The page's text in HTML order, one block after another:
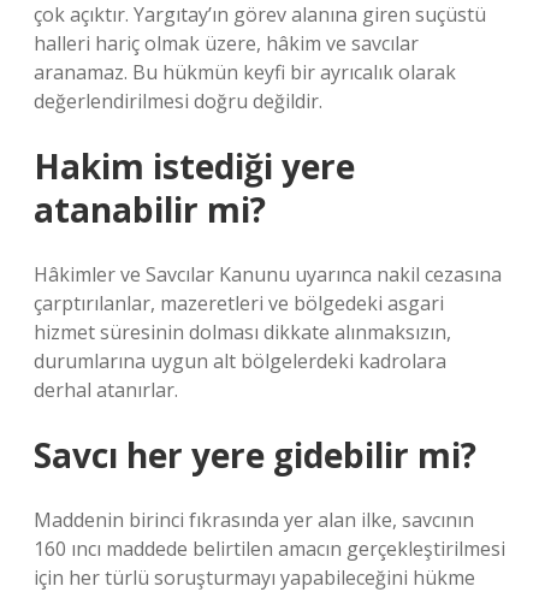
çok açıktır. Yargıtay’ın görev alanına giren suçüstü
halleri hariç olmak üzere, hâkim ve savcılar
aranamaz. Bu hükmün keyfi bir ayrıcalık olarak
değerlendirilmesi doğru değildir.
Hakim istediği yere
atanabilir mi?
Hâkimler ve Savcılar Kanunu uyarınca nakil cezasına
çarptırılanlar, mazeretleri ve bölgedeki asgari
hizmet süresinin dolması dikkate alınmaksızın,
durumlarına uygun alt bölgelerdeki kadrolara
derhal atanırlar.
Savcı her yere gidebilir mi?
Maddenin birinci fıkrasında yer alan ilke, savcının
160 ıncı maddede belirtilen amacın gerçekleştirilmesi
için her türlü soruşturmayı yapabileceğini hükme